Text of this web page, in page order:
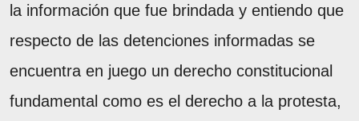
la información que fue brindada y entiendo que
respecto de las detenciones informadas se
encuentra en juego un derecho constitucional
fundamental como es el derecho a la protesta,